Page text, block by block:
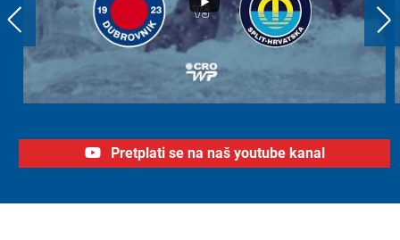
Pretplati se na naš youtube kanal